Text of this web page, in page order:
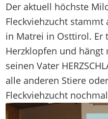
Der aktuell höchste
Fleckviehzucht
in Matrei in Osttirol. Er
Herzklopfen und hängt
seinen Vater
alle anderen Stiere
Fleckviehzucht